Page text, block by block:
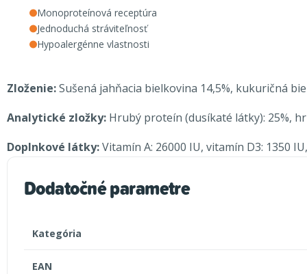
Monoproteínová receptúra
Jednoduchá stráviteľnosť
Hypoalergénne vlastnosti
Zloženie:Sušená jahňacia bielkovina 14,5%, kukuričná
Analytické zložky: Hrubý proteín (dusíkaté látky): 25%,
Doplnkové látky:Vitamín A: 26000 IU, vitamín D3: 1350
Dodatočné parametre
Kategória
EAN